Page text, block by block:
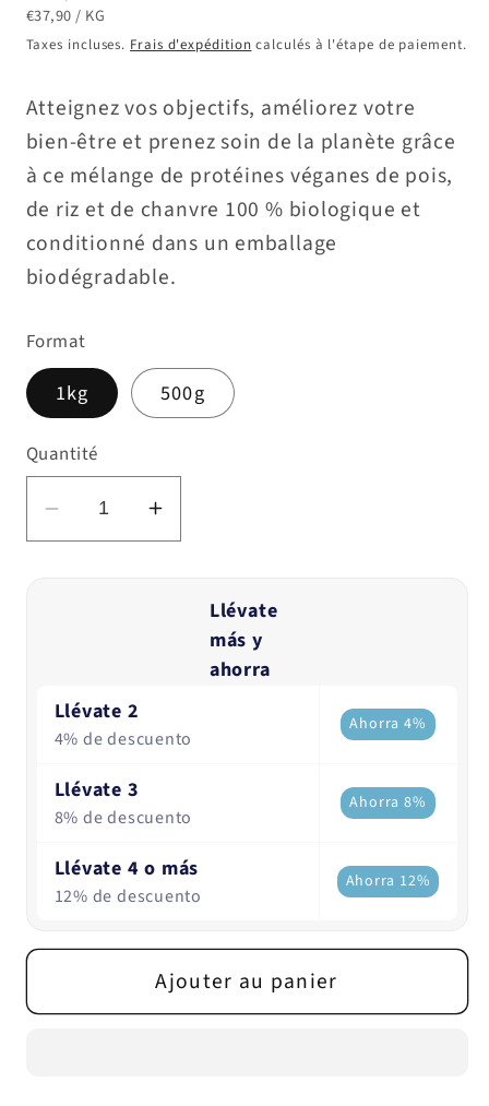
habituel
PRIX
€37,90/ PAR
KG
Taxes incluses. Frais d'expédition calculés à l'étape de paiement.
Atteignez vos objectifs, améliorez votre
bien-être et prenez soin de la planète grâce
à ce mélange de protéines véganes de pois,
de riz et de chanvre 100 % biologique et
conditionné dans un emballage
biodégradable.
Format
1kg 500g
Quantité
Réduire
la
biologiques
78%
Saveur
vanille
Augmenter
la
Protéines
végétales
78%
vanille
Llévate
más y
ahorra
Llévate 2
4% de descuento
Ahorra 4%
Llévate 3
8% de descuento
Ahorra 8%
Llévate 4 o más
12% de descuento
Ahorra 12%
Ajouter au panier